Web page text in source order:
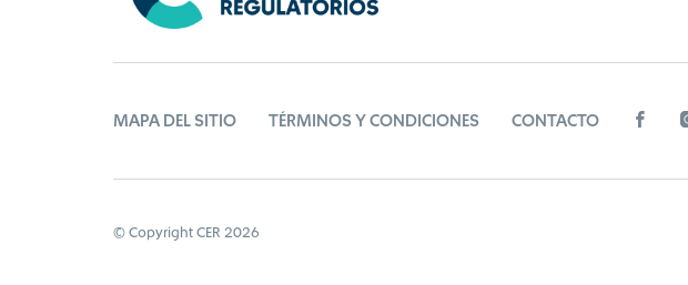
MAPA DEL SITIO TÉRMINOS Y CONDICIONES CONTACTO
© Copyright CER 2026